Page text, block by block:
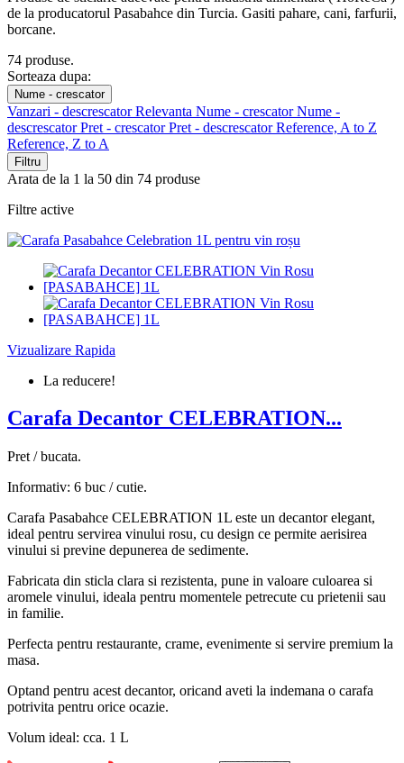
de la producatorul Pasabahce din Turcia. Gasiti pahare, cani, farfurii,
borcane.
74 produse.
Sorteaza dupa:
Nume - crescator
Vanzari - descrescatorRelevanta Nume - crescatorNume -
descrescatorPret - crescatorPret - descrescatorReference, A to Z
Reference, Z to A
Filtru
Arata de la 1 la 50 din 74 produse
Filtre active
Vizualizare Rapida
La reducere!
Carafa Decantor CELEBRATION...
Pret / bucata.
Informativ: 6 buc / cutie.
Carafa Pasabahce CELEBRATION 1L este un decantor elegant,
ideal pentru servirea vinului rosu, cu design ce permite aerisirea
vinului si previne depunerea de sedimente.
Fabricata din sticla clara si rezistenta, pune in valoare culoarea si
aromele vinului, ideala pentru momentele petrecute cu prietenii sau
in familie.
Perfecta pentru restaurante, crame, evenimente si servire premium la
masa.
Optand pentru acest decantor, oricand aveti la indemana o carafa
potrivita pentru orice ocazie.
Volum ideal: cca. 1 L